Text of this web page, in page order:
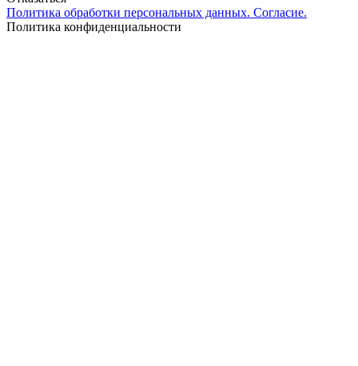
Политика обработки персональных данных. Согласие.
Политика конфиденциальности